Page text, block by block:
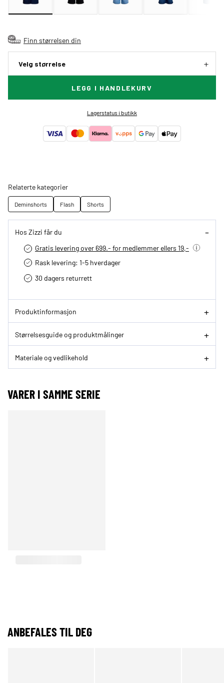
Finn størrelsen din
Velg størrelse
LEGG I HANDLEKURV
Lagerstatus i butikk
Relaterte kategorier
Deminshorts Flash Shorts
Hos Zizzi får du
Gratis levering over 699.- for medlemmer ellers 19,-
Rask levering: 1-5 hverdager
30 dagers returrett
Produktinformasjon
Størrelsesguide og produktmålinger
Materiale og vedlikehold
VARER I SAMME SERIE
ANBEFALES TIL DEG